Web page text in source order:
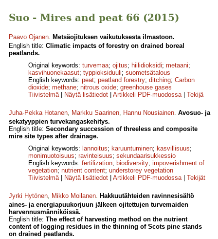
Suo - Mires and peat 66 (2015)
Paavo Ojanen. Metsäojituksen vaikutuksesta ilmastoon.
English title: Climatic impacts of forestry on drained boreal
peatlands.
Original keywords: turvemaa; ojitus; hiilidioksidi; metaani;
kasvihuonekaasut; typpioksiduuli; suometsätalous
English keywords: peat; peatland forestry; ditching; Carbon
dioxide; methane; nitrous oxide; greenhouse gases
Tiivistelmä| Näytä lisätiedot Artikkeli PDF-muodossa| Tekijä
Juha-Pekka Hotanen, Markku Saarinen, Hannu Nousiainen. Avosuo- ja
sekatyyppien turvekangaskehitys.
English title: Secondary succession of threeless and composite
mire site types after drainage.
Original keywords: lannoitus; karuuntuminen; kasvillisuus;
monimuotoisuus; ravinteisuus; sekundaarisukkessio
English keywords: fertilization; biodiversity; impoverishment of
vegetation; nutrient content; understorey vegetation
Tiivistelmä| Näytä lisätiedot Artikkeli PDF-muodossa| Tekijät
Jyrki Hytönen, Mikko Moilanen. Hakkuutähteiden ravinnesisältö
aines- ja energiapuukorjuun jälkeen ojitettujen turvemaiden
harvennusmänniköissä.
English title: The effect of harvesting method on the nutrient
content of logging residues in the thinning of Scots pine stands
on drained peatlands.